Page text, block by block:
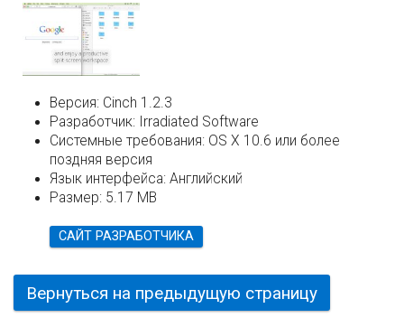
Версия: Cinch 1.2.3
Разработчик: Irradiated Software
Системные требования: OS X 10.6 или более
поздняя версия
Язык интерфейса: Английский
Размер: 5.17 MB
САЙТ РАЗРАБОТЧИКА
Вернуться на предыдущую страницу